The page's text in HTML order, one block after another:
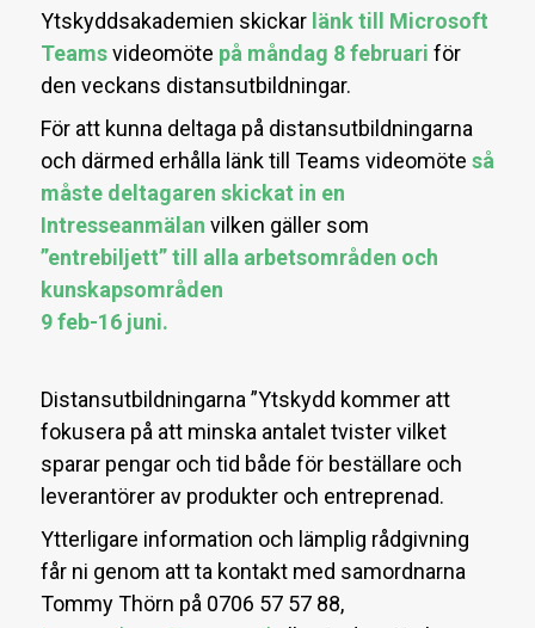
Ytskyddsakademien skickar länk till Microsoft
Teamsvideomöte på måndag 8 februari för
den veckans distansutbildningar.
För att kunna deltaga på distansutbildningarna
och därmed erhålla länk till Teams videomöte så
måste deltagaren skickat in en
Intresseanmälan vilken gäller som
”entrebiljett” till alla arbetsområden och
kunskapsområden
9 feb-16 juni.
Distansutbildningarna ”Ytskydd kommer att
fokusera på att minska antalet tvister vilket
sparar pengar och tid både för beställare och
leverantörer av produkter och entreprenad.
Ytterligare information och lämplig rådgivning
får ni genom att ta kontakt med samordnarna
Tommy Thörn på 0706 57 57 88,